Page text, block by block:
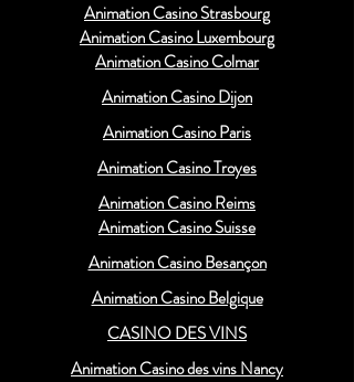
Animation Casino Strasbourg
Animation Casino Luxembourg
Animation Casino Colmar
Animation Casino Dijon
Animation Casino Paris
Animation Casino Troyes
Animation Casino Reims
Animation Casino Suisse
Animation Casino Besançon
Animation Casino Belgique
CASINO DES VINS
Animation Casino des vins Nancy